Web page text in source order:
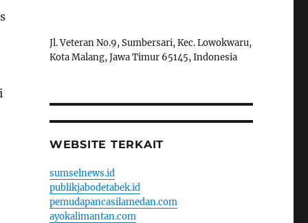
Jl. Veteran No.9, Sumbersari, Kec. Lowokwaru,
Kota Malang, Jawa Timur 65145, Indonesia
WEBSITE TERKAIT
sumselnews.id
publikjabodetabek.id
pemudapancasilamedan.com
ayokalimantan.com